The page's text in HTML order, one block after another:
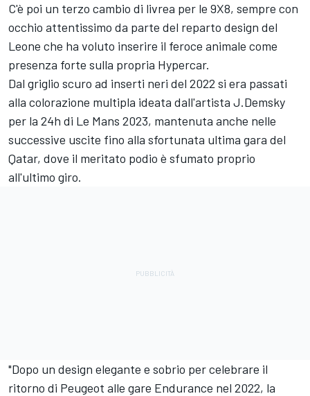
C'è poi un terzo cambio di livrea per le 9X8, sempre con
occhio attentissimo da parte del reparto design del
Leone che ha voluto inserire il feroce animale come
presenza forte sulla propria Hypercar.
Dal griglio scuro ad inserti neri del 2022 si era passati
alla colorazione multipla ideata dall'artista J.Demsky
per la 24h di Le Mans 2023, mantenuta anche nelle
successive uscite fino alla sfortunata ultima gara del
Qatar, dove il meritato podio è sfumato proprio
all'ultimo giro.
"Dopo un design elegante e sobrio per celebrare il
ritorno di Peugeot alle gare Endurance nel 2022, la